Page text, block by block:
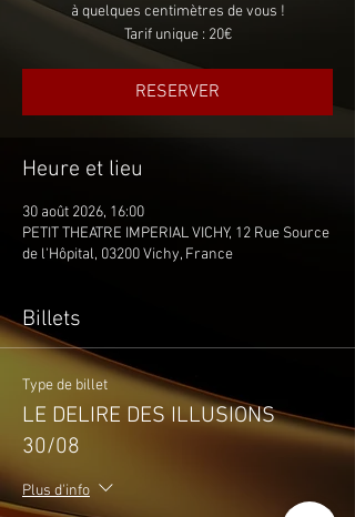
à quelques centimètres de vous !
Tarif unique : 20€
RESERVER
Heure et lieu
30 août 2026, 16:00
PETIT THEATRE IMPERIAL VICHY, 12 Rue Source
de l'Hôpital, 03200 Vichy, France
Billets
Type de billet
LE DELIRE DES ILLUSIONS
30/08
Plus d'info